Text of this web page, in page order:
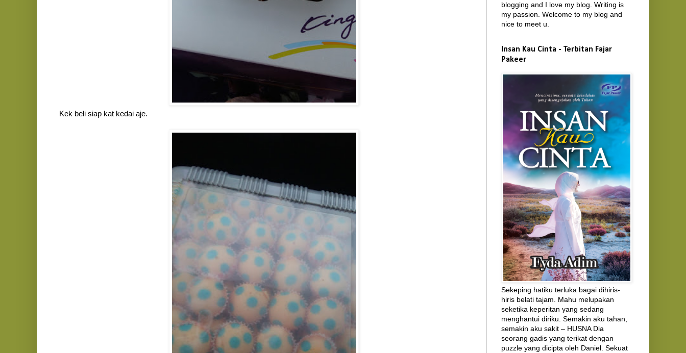
Kek beli siap kat kedai aje.
blogging and I love my blog. Writing is
my passion. Welcome to my blog and
nice to meet u.
Insan Kau Cinta - Terbitan Fajar
Pakeer
Sekeping hatiku terluka bagai dihiris-
hiris belati tajam. Mahu melupakan
seketika keperitan yang sedang
menghantui diriku. Semakin aku tahan,
semakin aku sakit – HUSNA Dia
seorang gadis yang terikat dengan
puzzle yang dicipta oleh Daniel. Sekuat